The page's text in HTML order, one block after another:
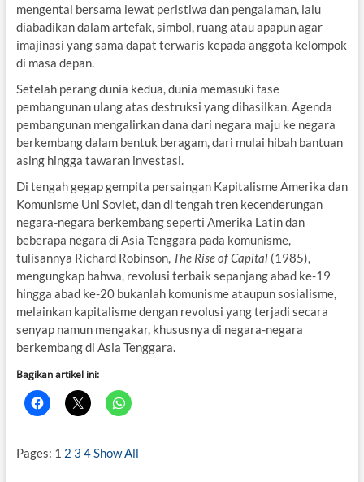
mengental bersama lewat peristiwa dan pengalaman, lalu
diabadikan dalam artefak, simbol, ruang atau apapun agar
imajinasi yang sama dapat terwaris kepada anggota kelompok
di masa depan.
Setelah perang dunia kedua, dunia memasuki fase
pembangunan ulang atas destruksi yang dihasilkan. Agenda
pembangunan mengalirkan dana dari negara maju ke negara
berkembang dalam bentuk beragam, dari mulai hibah bantuan
asing hingga tawaran investasi.
Di tengah gegap gempita persaingan Kapitalisme Amerika dan
Komunisme Uni Soviet, dan di tengah tren kecenderungan
negara-negara berkembang seperti Amerika Latin dan
beberapa negara di Asia Tenggara pada komunisme,
tulisannya Richard Robinson, The Rise of Capital (1985),
mengungkap bahwa, revolusi terbaik sepanjang abad ke-19
hingga abad ke-20 bukanlah komunisme ataupun sosialisme,
melainkan kapitalisme dengan revolusi yang terjadi secara
senyap namun mengakar, khususnya di negara-negara
berkembang di Asia Tenggara.
Bagikan artikel ini:
Pages: 1 2 3 4 Show All